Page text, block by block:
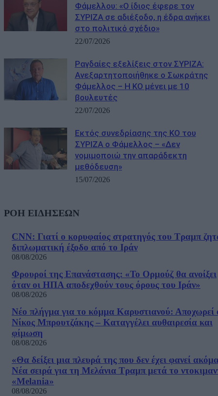
Φάμελλου: «Ο ίδιος έφερε τον
ΣΥΡΙΖΑ σε αδιέξοδο, η έδρα ανήκει
στο πολιτικό σχέδιο»
22/07/2026
Ραγδαίες εξελίξεις στον ΣΥΡΙΖΑ:
Ανεξαρτητοποιήθηκε ο Σωκράτης
Φάμελλος – Η ΚΟ μένει με 10
βουλευτές
22/07/2026
Εκτός συνεδρίασης της ΚΟ του
ΣΥΡΙΖΑ ο Φάμελλος – «Δεν
νομιμοποιώ την απαράδεκτη
μεθόδευση»
15/07/2026
ΡΟΗ ΕΙΔΗΣΕΩΝ
CNN: Γιατί ο κορυφαίος στρατηγός του Τραμπ
διπλωματική έξοδο από το Ιράν
08/08/2026
Φρουροί της Επανάστασης: «Το Ορμούζ θα ανοίξει
όταν οι ΗΠΑ αποδεχθούν τους όρους του Ιράν»
08/08/2026
Νέο πλήγμα για το κόμμα Καρυστιανού: Αποχωρεί
Νίκος Μπρουτζάκης – Καταγγέλει αυθαιρεσία και
φίμωση
08/08/2026
«Θα δείξει μια πλευρά της που δεν έχει φανεί
Νέα σειρά για τη Μελάνια Τραμπ μετά το
«Melania»
08/08/2026